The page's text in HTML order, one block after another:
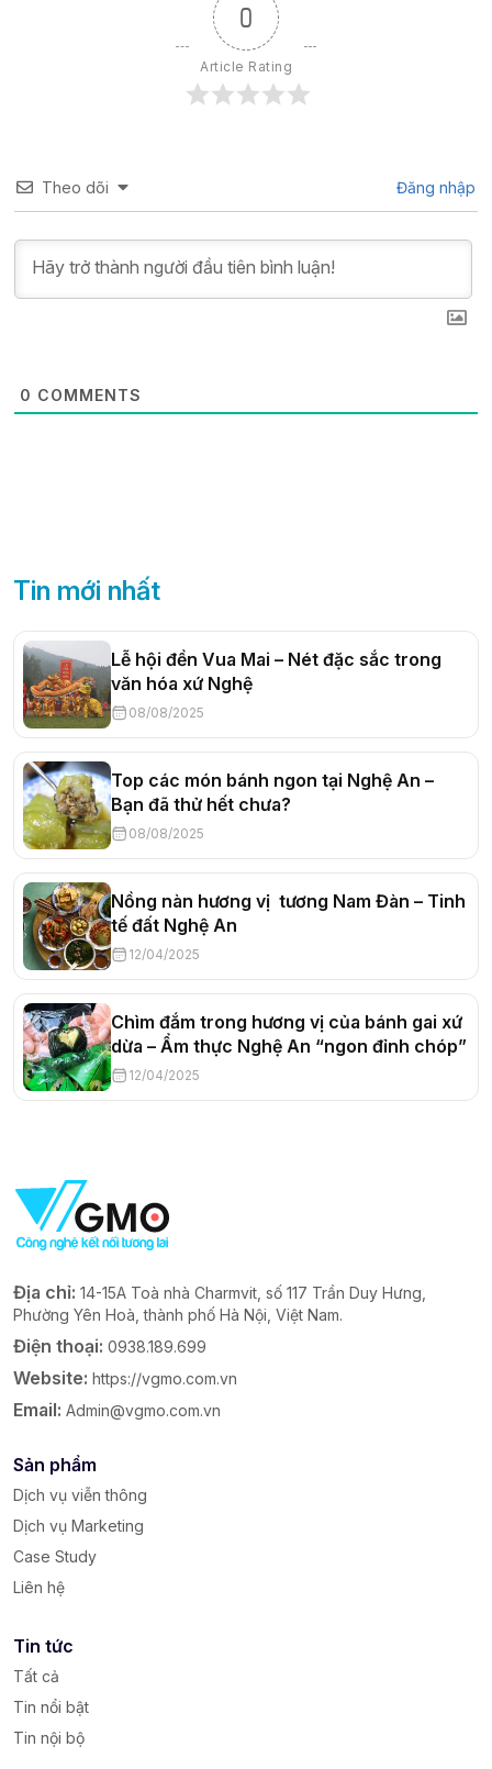
0
Article Rating
Theo dõi Đăng nhập
0 COMMENTS
Tin mới nhất
Lễ hội đền Vua Mai – Nét đặc sắc trong
văn hóa xứ Nghệ
08/08/2025
Top các món bánh ngon tại Nghệ An –
Bạn đã thử hết chưa?
08/08/2025
Nồng nàn hương vị tương Nam Đàn – Tinh
tế đất Nghệ An
12/04/2025
Chìm đắm trong hương vị của bánh gai xứ
dừa – Ẩm thực Nghệ An “ngon đỉnh chóp”
12/04/2025
Địa chỉ: 14-15A Toà nhà Charmvit, số 117 Trần Duy Hưng,
Phường Yên Hoà, thành phố Hà Nội, Việt Nam.
Điện thoại: 0938.189.699
Website: https://vgmo.com.vn
Email: Admin@vgmo.com.vn
Sản phẩm
Dịch vụ viễn thông
Dịch vụ Marketing
Case Study
Liên hệ
Tin tức
Tất cả
Tin nổi bật
Tin nội bộ